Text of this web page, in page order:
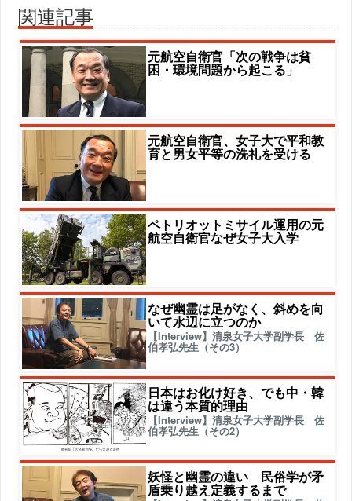
関連記事
元航空自衛官「次の戦争は貧
困・環境問題から起こる」
元航空自衛官、女子大で平和教
育と男女平等の洗礼を受ける
ペトリオットミサイル運用の元
航空自衛官なぜ女子大入学
なぜ幽霊は足がなく、斜めを向
いて水辺に立つのか
【Interview】清泉女子大学副学長 佐
伯孝弘先生（その3）
日本はお化け好き、でも中・韓
は違う本質的理由
【Interview】清泉女子大学副学長 佐
伯孝弘先生（その2）
妖怪と幽霊の違い 民俗学が矛
盾乗り越え定義するまで